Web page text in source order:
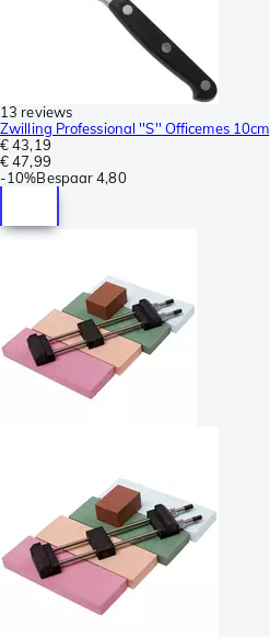
13 reviews
Zwilling Professional ''S'' Officemes 10cm
€ 43,19
€ 47,99
-10%Bespaar 4,80